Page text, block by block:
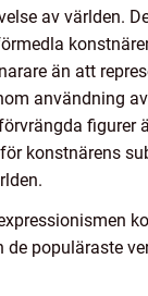
av världen.
än att
användning
figurer
konstnärens
de populäraste